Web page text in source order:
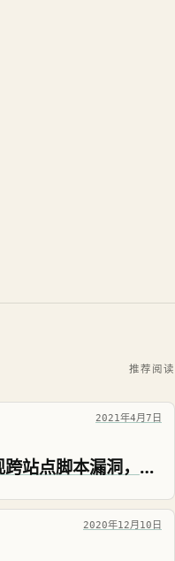
推荐阅读
2021年4月7日
Debian HTML清理库发现跨站点脚本漏洞，需要尽快升级
2020年12月10日